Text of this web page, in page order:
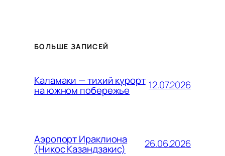
БОЛЬШЕ ЗАПИСЕЙ
Каламаки — тихий курорт
на южном побережье 12.07.2026
Аэропорт Ираклиона
(Никос Казандзакис) 26.06.2026